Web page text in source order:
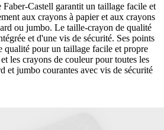
Castell garantit un taillage facile et
aux crayons à papier et aux crayons
ou jumbo. Le taille-crayon de qualité
et d'une vis de sécurité. Ses points
qualité pour un taillage facile et propre
les crayons de couleur pour toutes les
et jumbo courantes avec vis de sécurité